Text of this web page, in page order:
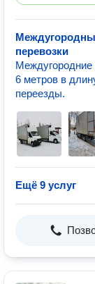
перевозки
Междугородние
6 метров в
переезды.
Ещё 9 услуг